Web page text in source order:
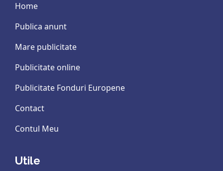
Home
Publica anunt
Mare publicitate
Publicitate online
Publicitate Fonduri Europene
Contact
Contul Meu
Utile